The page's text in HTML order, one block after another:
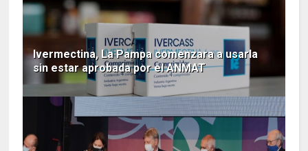
Ivermectina, La Pampa comenzara a usarla
sin estar aprobada por el ANMAT